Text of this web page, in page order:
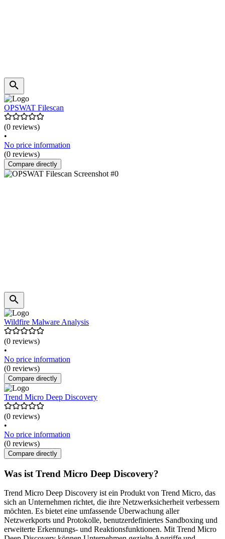
OPSWAT Filescan
(0 reviews)
•
No price information
(0 reviews)
Compare directly
Wildfire Malware Analysis
(0 reviews)
•
No price information
(0 reviews)
Compare directly
Trend Micro Deep Discovery
(0 reviews)
•
No price information
(0 reviews)
Compare directly
Was ist Trend Micro Deep Discovery?
Trend Micro Deep Discovery ist ein Produkt von Trend Micro, das
sich an Unternehmen richtet, die ihre Netzwerksicherheit verbessern
möchten. Es bietet eine umfassende Überwachung aller
Netzwerkports und Protokolle, benutzerdefiniertes Sandboxing und
erweiterte Erkennungs- und Reaktionsfunktionen. Mit Trend Micro